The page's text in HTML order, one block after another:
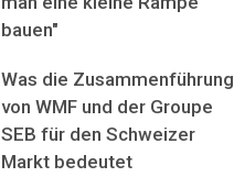
bauen"
Was die Zusammenführung
von WMF und der Groupe
SEB für den Schweizer
Markt bedeutet